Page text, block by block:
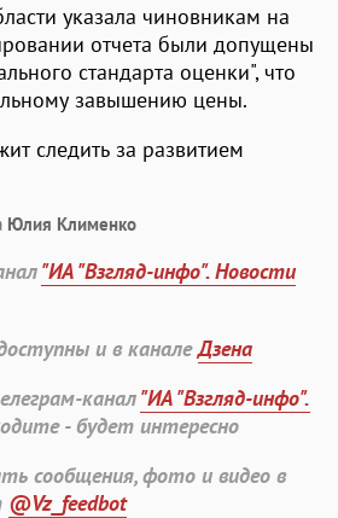
указала чиновникам на
отчета были допущены
стандарта оценки", что
завышению цены.
следить за развитием
Юлия Клименко
"ИА "Взгляд-инфо". Новости
и в каналеДзена
канал"ИА "Взгляд-инфо".
- будет интересно
сообщения, фото и видео в
@Vz_feedbot